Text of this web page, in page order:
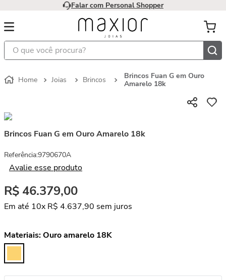
Falar com Personal Shopper
O que você procura?
Joias Brincos
Brincos Fuan G em Ouro
Amarelo 18k
Brincos Fuan G em Ouro Amarelo 18k
Referência:9790670A
Avalie esse produto
R$ 46.379,00
Em até 10x R$ 4.637,90 sem juros
Materiais:Ouro amarelo 18K